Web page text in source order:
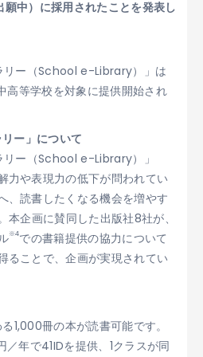
中）に採用されたことを発表し
リー（School e-Library）」は
高等学校を対象に提供開始され
リー」について
リー（School e-Library）」
力や表現力の低下が問われてい
、読書したくなる機会を増やす
本企画に賛同した出版社8社が、
※4での書籍提供の協力について
ることで、企画が実現されてい
1,000冊の本が読書可能です。
年で41IDを提供、1クラスが同